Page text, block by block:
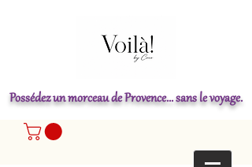
Possédez un morceau de Provence... sans le voyage.